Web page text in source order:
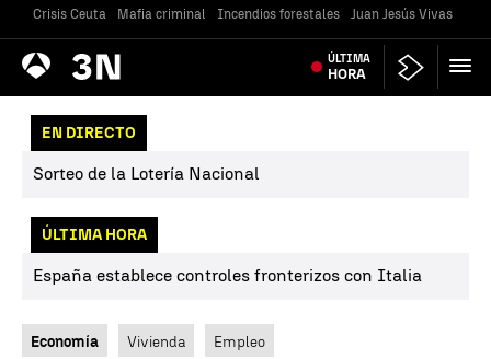
Crisis Ceuta Mafia criminal Incendios forestales Juan Jesús Vivas
Antena
3 Noticias ÚLTIMA
HORA
EN DIRECTO
Sorteo de la Lotería Nacional
ÚLTIMA HORA
España establece controles fronterizos con Italia
Economía Vivienda Empleo